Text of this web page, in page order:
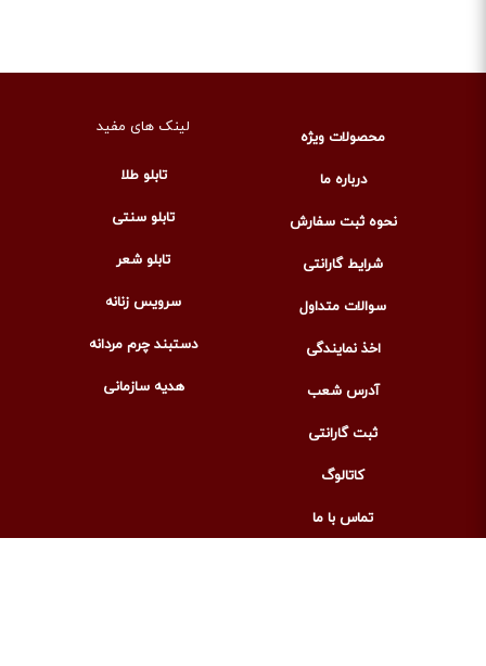
محصولات ویژه
درباره ما
نحوه ثبت سفارش
شرایط گارانتی
سوالات متداول
اخذ نمایندگی
آدرس شعب
ثبت گارانتی
کاتالوگ
تماس با ما
لینک های مفید
تابلو طلا
تابلو سنتی
تابلو شعر
سرویس زنانه
دستبند چرم مردانه
هدیه سازمانی